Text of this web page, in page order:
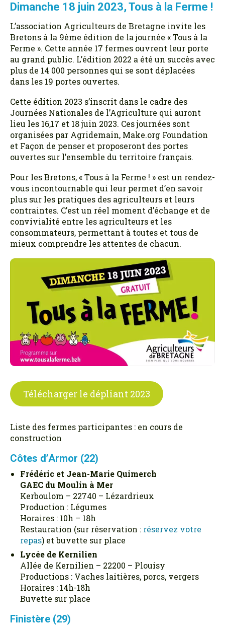
Dimanche 18 juin 2023, Tous à la Ferme !
L’association Agriculteurs de Bretagne invite les
Bretons à la 9ème édition de la journée « Tous à la
Ferme ». Cette année 17 fermes ouvrent leur porte
au grand public. L’édition 2022 a été un succès avec
plus de 14 000 personnes qui se sont déplacées
dans les 19 portes ouvertes.
Cette édition 2023 s’inscrit dans le cadre des
Journées Nationales de l’Agriculture qui auront
lieu les 16,17 et 18 juin 2023. Ces journées sont
organisées par Agridemain, Make.org Foundation
et Façon de penser et proposeront des portes
ouvertes sur l’ensemble du territoire français.
Pour les Bretons, « Tous à la Ferme ! » est un rendez-
vous incontournable qui leur permet d’en savoir
plus sur les pratiques des agriculteurs et leurs
contraintes. C’est un réel moment d’échange et de
convivialité entre les agriculteurs et les
consommateurs, permettant à toutes et tous de
mieux comprendre les attentes de chacun.
Télécharger le dépliant 2023
Liste des fermes participantes : en cours de
construction
Côtes d’Armor (22)
Frédéric et Jean-Marie Quimerch
GAEC du Moulin à Mer
Kerboulom – 22740 – Lézardrieux
Production : Légumes
Horaires : 10h – 18h
Restauration (sur réservation : réservez votre
repas) et buvette sur place
Lycée de Kernilien
Allée de Kernilien – 22200 – Plouisy
Productions : Vaches laitières, porcs, vergers
Horaires : 14h-18h
Buvette sur place
Finistère (29)